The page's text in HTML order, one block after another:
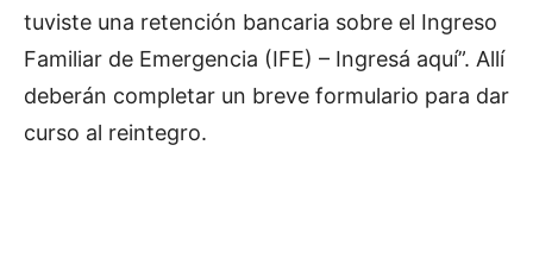
tuviste una retención bancaria sobre el Ingreso
Familiar de Emergencia (IFE) – Ingresá aquí”. Allí
deberán completar un breve formulario para dar
curso al reintegro.